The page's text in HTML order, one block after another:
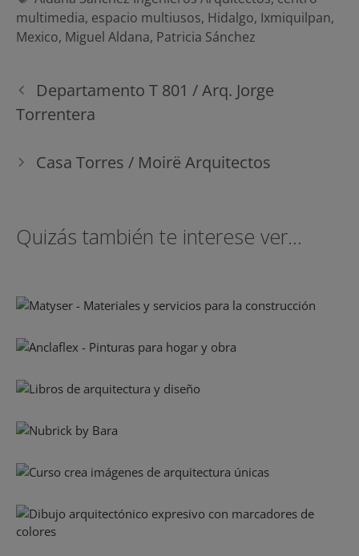
multimedia, espacio multiusos, Hidalgo, Ixmiquilpan,
Mexico, Miguel Aldana, Patricia Sánchez
Navegación
de
entradas
Departamento T 801 / Arq. Jorge
Torrentera
Casa Torres / Moirë Arquitectos
Quizás también te interese ver...